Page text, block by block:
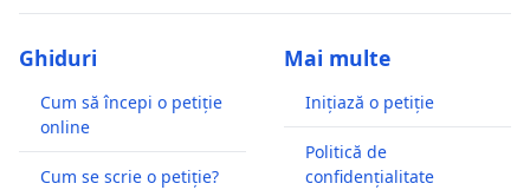
Ghiduri
Cum să începi o petiție
online
Cum se scrie o petiție?
Mai multe
Inițiază o petiție
Politică de
confidențialitate